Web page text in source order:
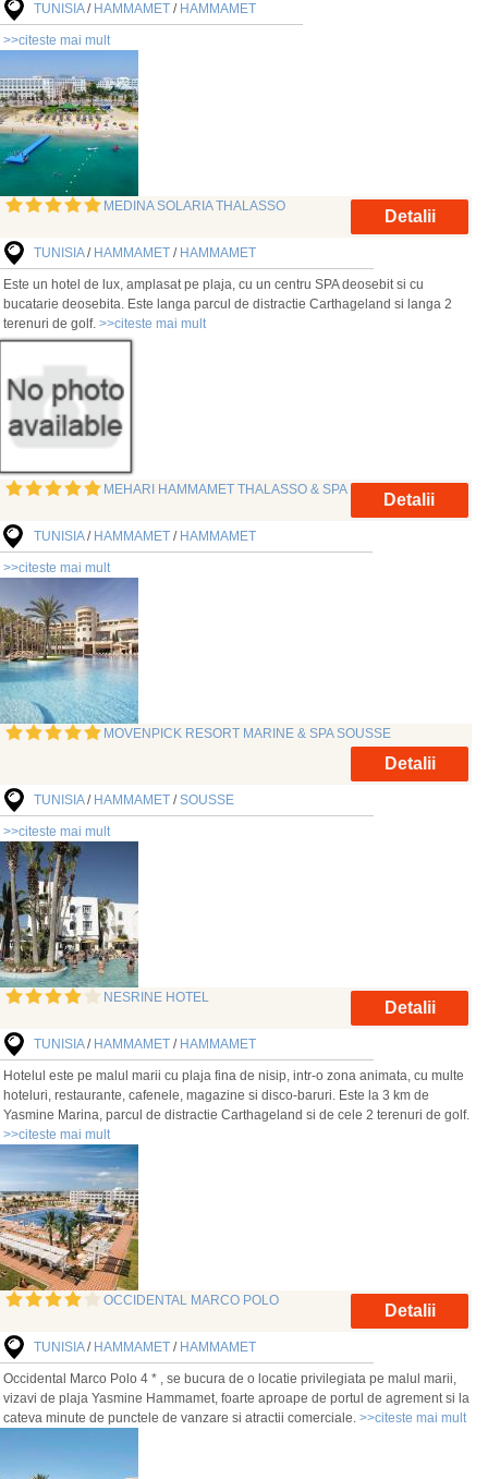
TUNISIA/ HAMMAMET / HAMMAMET
>>citeste mai mult
MEDINA SOLARIA THALASSO
Detalii
TUNISIA/ HAMMAMET / HAMMAMET
Este un hotel de lux, amplasat pe plaja, cu un centru SPA deosebit si cu
bucatarie deosebita. Este langa parcul de distractie Carthageland si langa 2
terenuri de golf. >>citeste mai mult
MEHARI HAMMAMET THALASSO & SPA
Detalii
TUNISIA/ HAMMAMET / HAMMAMET
>>citeste mai mult
MOVENPICK RESORT MARINE & SPA SOUSSE
Detalii
TUNISIA/ HAMMAMET /SOUSSE
>>citeste mai mult
NESRINE HOTEL
Detalii
TUNISIA/ HAMMAMET / HAMMAMET
Hotelul este pe malul marii cu plaja fina de nisip, intr-o zona animata, cu multe
hoteluri, restaurante, cafenele, magazine si disco-baruri. Este la 3 km de
Yasmine Marina, parcul de distractie Carthageland si de cele 2 terenuri de golf.
>>citeste mai mult
OCCIDENTAL MARCO POLO
Detalii
TUNISIA/ HAMMAMET / HAMMAMET
Occidental Marco Polo 4 * , se bucura de o locatie privilegiata pe malul marii,
vizavi de plaja Yasmine Hammamet, foarte aproape de portul de agrement si la
cateva minute de punctele de vanzare si atractii comerciale. >>citeste mai mult